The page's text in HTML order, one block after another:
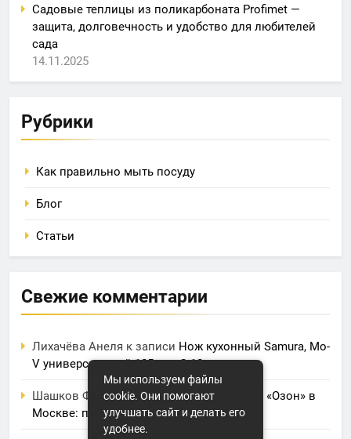
Садовые теплицы из поликарбоната Profimet —
защита, долговечность и удобство для любителей
сада
14.11.2025
Рубрики
Как правильно мыть посуду
Блог
Статьи
Свежие комментарии
Лихачёва Анеля к записи Нож кухонный Samura, Mo-
V универсальный 125 мм, G-10
Шашков Фролк записиФулфилмент для «Озон» в
Москве: полный обзор услуг и цен
Мы используем файлы
cookie. Они помогают
улучшать сайт и делать его
удобнее.